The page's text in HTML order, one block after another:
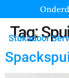
Stukadoor
Tag: